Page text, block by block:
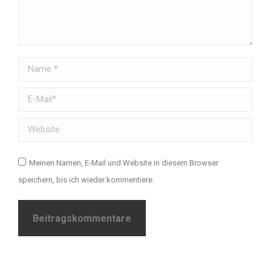
Name *
E-Mail *
Website
Meinen Namen, E-Mail und Website in diesem Browser
speichern, bis ich wieder kommentiere.
Beitragskommentare